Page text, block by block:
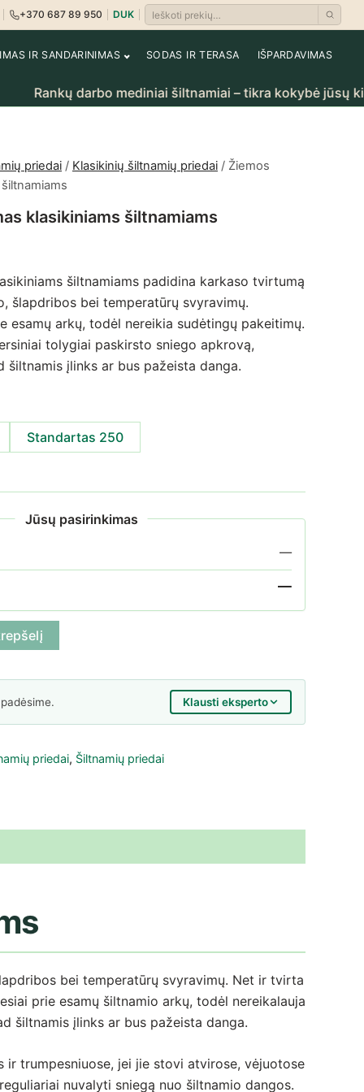
krepšelį
+370 687 89 950 DUK Ieškoti prekių
IR SANDARINIMAS SODAS IR TERASA IŠPARDAVIMAS
darbo mediniai šiltnamiai – tikra kokybė jūsų kiemui.
priedai / Klasikinių šiltnamių priedai / Žiemos
klasikiniams šiltnamiams
šiltnamiams padidina karkaso tvirtumą
šlapdribos bei temperatūrų svyravimų.
esamų arkų, todėl nereikia sudėtingų pakeitimų.
tolygiai paskirsto sniego apkrovą,
šiltnamis įlinks ar bus pažeista danga.
Standartas 250
Jūsų pasirinkimas
—
—
klasikiniams šiltnamiams
Klausti eksperto
priedai, Šiltnamių priedai
bei temperatūrų svyravimų. Net ir tvirta
prie esamų šiltnamio arkų, todėl nereikalauja
šiltnamis įlinks ar bus pažeista danga.
trumpesniuose, jei jie stovi atvirose, vėjuotose
nuvalyti sniegą nuo šiltnamio dangos.